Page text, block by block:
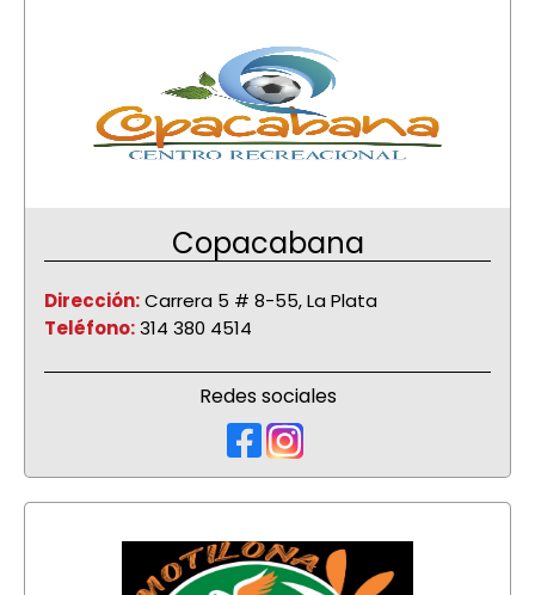
Copacabana
Dirección:Carrera 5 # 8-55, La Plata
Teléfono:314 380 4514
Redes sociales